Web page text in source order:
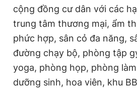
cộng đồng cư dân với các
trung tâm thương mại, ẩm
phức hợp, sân cỏ đa năng,
đường chạy bộ, phòng tập
yoga, phòng họp, phòng
dưỡng sinh, hoa viên, khu